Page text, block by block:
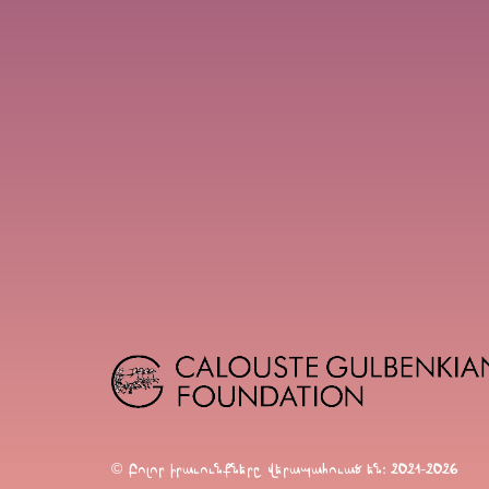
© Բոլոր իրաւունքները վերապահուած են։ 2021-2026